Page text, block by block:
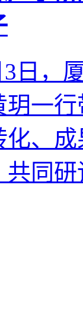
，厦
一
化、
共同